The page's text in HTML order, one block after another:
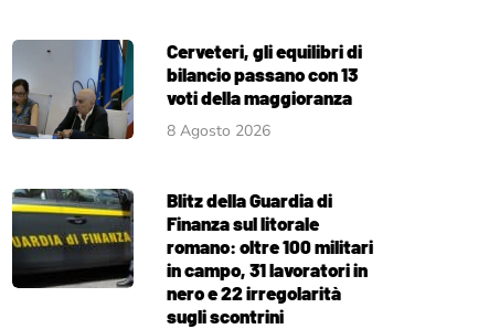
Cerveteri, gli equilibri di
bilancio passano con 13
voti della maggioranza
8 Agosto 2026
Blitz della Guardia di
Finanza sul litorale
romano: oltre 100 militari
in campo, 31 lavoratori in
nero e 22 irregolarità
sugli scontrini